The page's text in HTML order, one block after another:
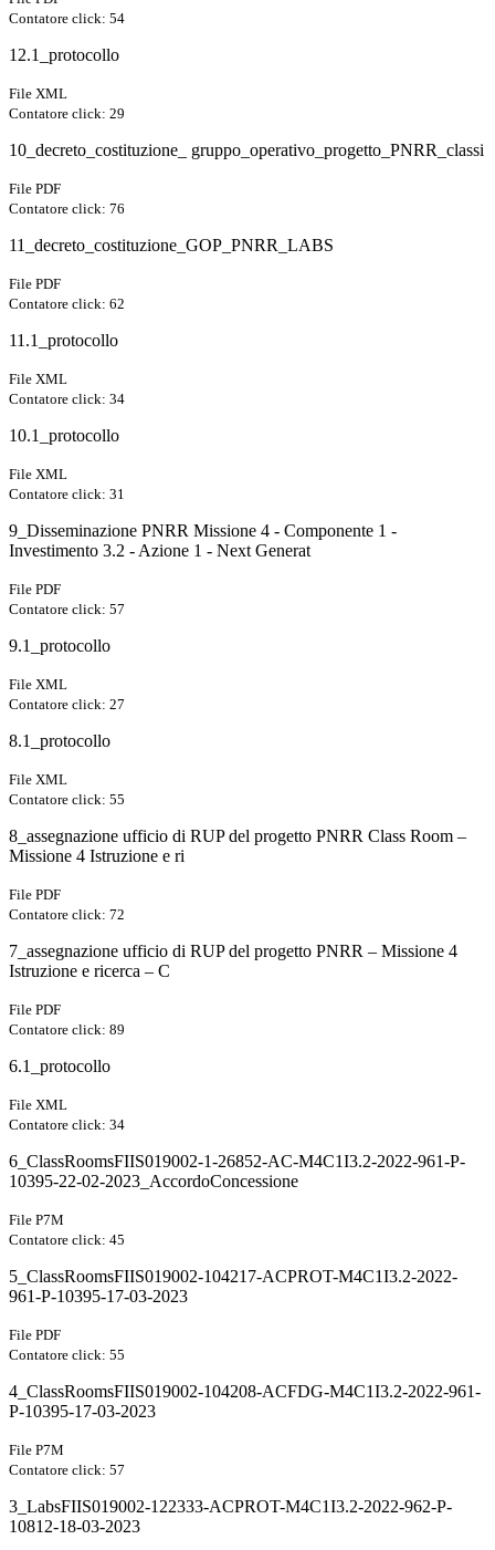
Contatore click: 54
12.1_protocollo
File XML
Contatore click: 29
10_decreto_costituzione_ gruppo_operativo_progetto_PNRR_classi
File PDF
Contatore click: 76
11_decreto_costituzione_GOP_PNRR_LABS
File PDF
Contatore click: 62
11.1_protocollo
File XML
Contatore click: 34
10.1_protocollo
File XML
Contatore click: 31
9_Disseminazione PNRR Missione 4 - Componente 1 -
Investimento 3.2 - Azione 1 - Next Generat
File PDF
Contatore click: 57
9.1_protocollo
File XML
Contatore click: 27
8.1_protocollo
File XML
Contatore click: 55
8_assegnazione ufficio di RUP del progetto PNRR Class Room –
Missione 4 Istruzione e ri
File PDF
Contatore click: 72
7_assegnazione ufficio di RUP del progetto PNRR – Missione 4
Istruzione e ricerca – C
File PDF
Contatore click: 89
6.1_protocollo
File XML
Contatore click: 34
6_ClassRoomsFIIS019002-1-26852-AC-M4C1I3.2-2022-961-P-
10395-22-02-2023_AccordoConcessione
File P7M
Contatore click: 45
5_ClassRoomsFIIS019002-104217-ACPROT-M4C1I3.2-2022-
961-P-10395-17-03-2023
File PDF
Contatore click: 55
4_ClassRoomsFIIS019002-104208-ACFDG-M4C1I3.2-2022-961-
P-10395-17-03-2023
File P7M
Contatore click: 57
3_LabsFIIS019002-122333-ACPROT-M4C1I3.2-2022-962-P-
10812-18-03-2023